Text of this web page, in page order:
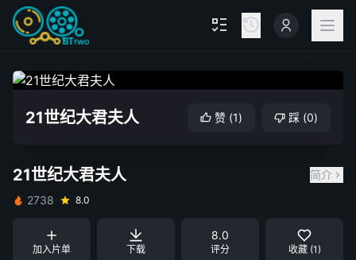
21世纪大君夫人 赞 (1) 踩 (0)
21世纪大君夫人
简介
2738
8.0
加入片单 下载
8.0
评分 收藏 (1)